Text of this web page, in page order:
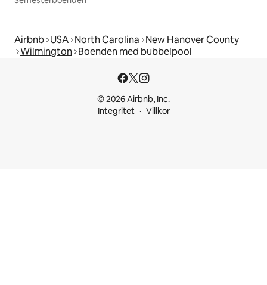
Airbnb USA North Carolina New Hanover County
Wilmington Boenden med bubbelpool
© 2026 Airbnb, Inc.
Integritet
Villkor